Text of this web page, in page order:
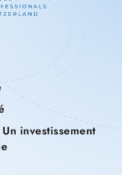
investissement